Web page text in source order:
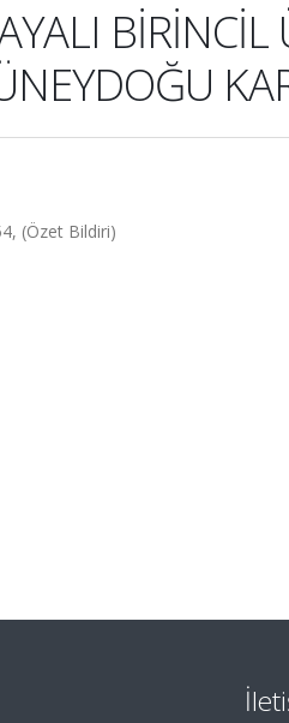
BİRİNCİL
(Özet Bildiri)